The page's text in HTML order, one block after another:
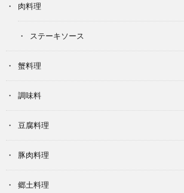
肉料理
ステーキソース
蟹料理
調味料
豆腐料理
豚肉料理
郷土料理